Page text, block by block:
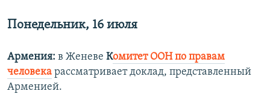
Понедельник, 16 июля
Армения: в Женеве Комитет ООН по правам
человека рассматривает доклад, представленный
Арменией.